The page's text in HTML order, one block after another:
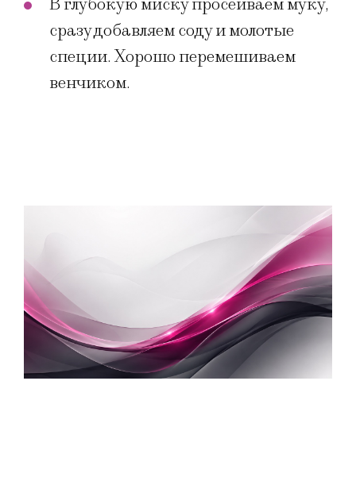
В глубокую миску просеиваем муку,
сразу добавляем соду и молотые
специи. Хорошо перемешиваем
венчиком.